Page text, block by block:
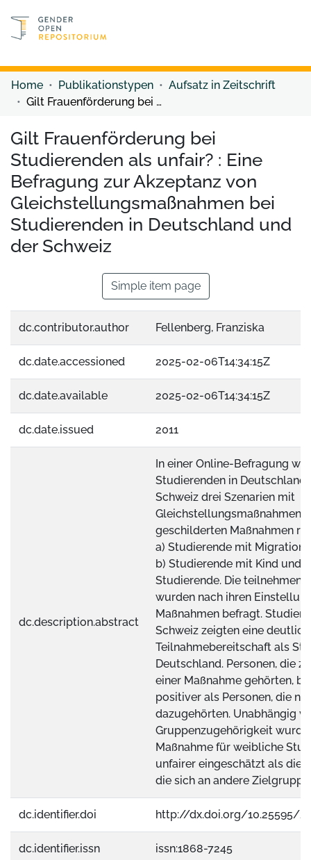
Discover content
Home Publikationstypen
Aufsatz in Zeitschrift
Gilt Frauenförderung bei Studierenden als unfair? : Eine Befragung zur Akzeptanz von Gleichstellungsmaßnahmen bei Studierenden in Deutschland und der Schweiz
Gilt Frauenförderung bei
Studierenden als unfair? : Eine
Befragung zur Akzeptanz von
Gleichstellungsmaßnahmen bei
Studierenden in Deutschland und
der Schweiz
Simple item page
dc.contributor.author Fellenberg, Franziska
dc.date.accessioned 2025-02-06T14:34:15Z
dc.date.available 2025-02-06T14:34:15Z
dc.date.issued 2011
dc.description.abstract
In einer Online-Befragung
Studierenden in Deutschland
Schweiz drei Szenarien mit
Gleichstellungsmaßnahmen
geschilderten Maßnahmen
a) Studierende mit
b) Studierende mit Kind und
Studierende. Die
wurden nach ihren
Maßnahmen befragt.
Schweiz zeigten eine
Teilnahmebereitschaft als
Deutschland. Personen, die
einer Maßnahme gehörten,
positiver als Personen, die
dazugehörten. Unabhängig
Gruppenzugehörigkeit wurde
Maßnahme für weibliche
unfairer eingeschätzt als die
die sich an andere
dc.identifier.doi http://dx.doi.org/10.25595/
dc.identifier.issn issn:1868-7245